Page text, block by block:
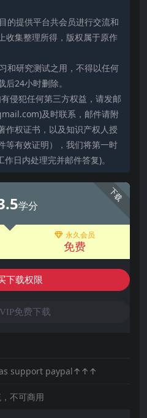
的提供平台共会员进行交流和
收集整理所得，版权属于原作
和研究测试之用，不得以任何
24小时删除。
侵犯任何第三方权益，请发邮
及时联系，邮件请附
作权证书，以及知识产权人授
等有效证明），我们将第一时
日内处理完并邮件答复)。
下载
学分
永久会员
免费
下载权限
免费下载
support paypal↑↑↑
不可商用